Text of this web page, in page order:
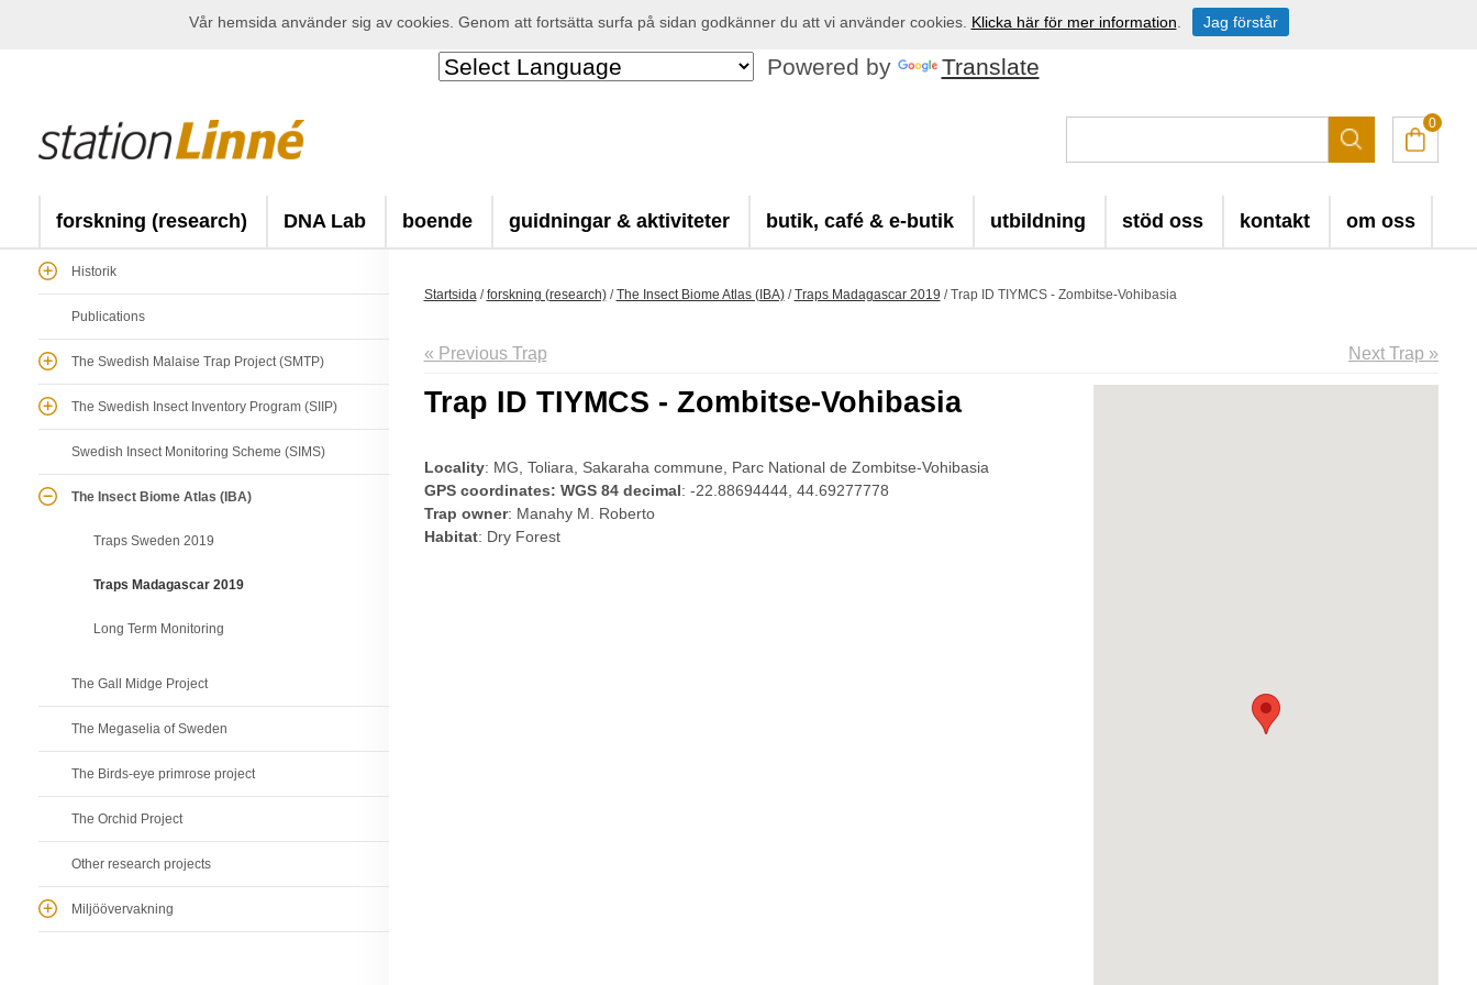
Powered by Translate
0
forskning (research) DNA Lab boende guidningar & aktiviteter butik, café & e-butik utbildning stöd oss kontakt om oss
Historik
Publications
The Swedish Malaise Trap Project (SMTP)
The Swedish Insect Inventory Program (SIIP)
Swedish Insect Monitoring Scheme (SIMS)
The Insect Biome Atlas (IBA)
Traps Sweden 2019
Traps Madagascar 2019
Long Term Monitoring
The Gall Midge Project
The Megaselia of Sweden
The Birds-eye primrose project
The Orchid Project
Other research projects
Miljöövervakning
Startsida/forskning (research)/The Insect Biome Atlas (IBA)/Traps Madagascar 2019 /Trap ID TIYMCS - Zombitse-Vohibasia
« Previous Trap Next Trap »
Trap ID TIYMCS - Zombitse-Vohibasia
Locality: MG, Toliara, Sakaraha commune, Parc National de Zombitse-Vohibasia
GPS coordinates: WGS 84 decimal: -22.88694444, 44.69277778
Trap owner: Manahy M. Roberto
Habitat: Dry Forest
Vår hemsida använder sig av cookies. Genom att fortsätta surfa på sidan godkänner du att vi använder cookies. Klicka här för mer information Jag förstår